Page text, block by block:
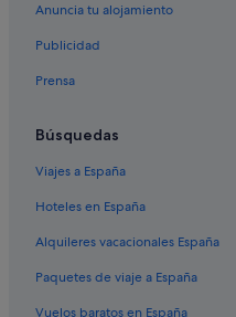
Mission Bay hoteles
Te Atatu South hoteles
Mangere hoteles
Milford hoteles
Avondale hoteles
Accor Hotels en Albania
Región de Auckland hoteles
Parnell hoteles
Māngere East hoteles
Anuncia tu alojamiento
Publicidad
Prensa
Búsquedas
Viajes a España
Hoteles en España
Alquileres vacacionales España
Paquetes de viaje a España
Vuelos baratos en España